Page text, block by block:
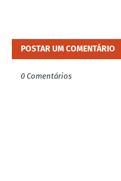
POSTAR UM COMENTÁRIO
0 Comentários